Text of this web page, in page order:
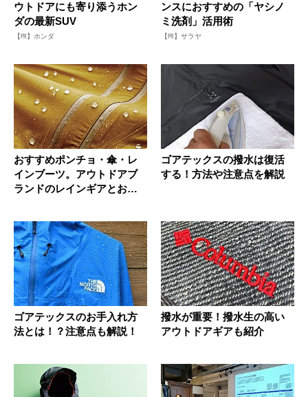
ウトドアにも寄り添うホン
ダの最新SUV
【PR】ホンダ
ンスにおすすめの「ヤシノ
ミ洗剤」活用術
【PR】サラヤ
おすすめポンチョ・傘・レ
インブーツ。アウトドアブ
ランドのレインギアとお手
ゴアテックスの撥水は復活
する！方法や注意点を解説
ゴアテックスのお手入れ方
法とは！？注意点も解説！
撥水が重要！撥水生の高い
アウトドアギアも紹介